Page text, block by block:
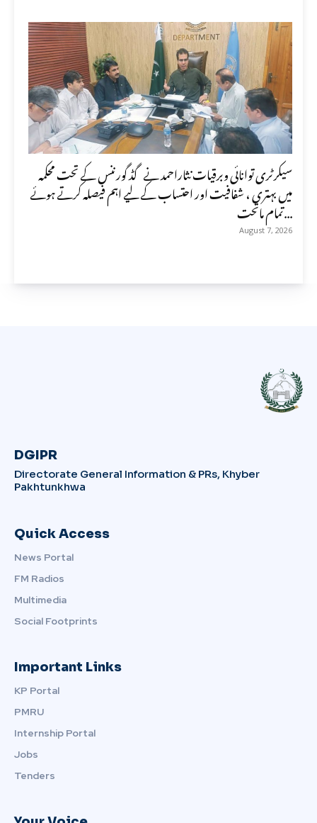
سیکرٹری توانائی وبرقیات نثاراحمد نے گڈ گورننس کے تحت محکمہ
میں بہتری ، شفافیت اور احتساب کے لیے اہم فیصلہ کرتے ہوئے
تمام ماتحت...
August 7, 2026
DGIPR
Directorate General Information & PRs, Khyber
Pakhtunkhwa
Quick Access
News Portal
FM Radios
Multimedia
Social Footprints
Important Links
KP Portal
PMRU
Internship Portal
Jobs
Tenders